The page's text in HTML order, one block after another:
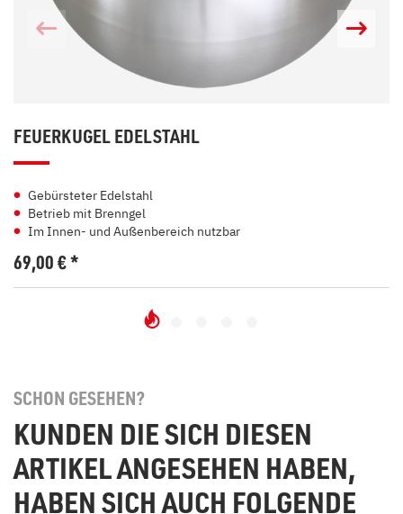
FEUERKUGEL EDELSTAHL
Gebürsteter Edelstahl
Betrieb mit Brenngel
Im Innen- und Außenbereich nutzbar
69,00€*
SCHON GESEHEN?
KUNDEN DIE SICH DIESEN
ARTIKEL ANGESEHEN HABEN,
HABEN SICH AUCH FOLGENDE